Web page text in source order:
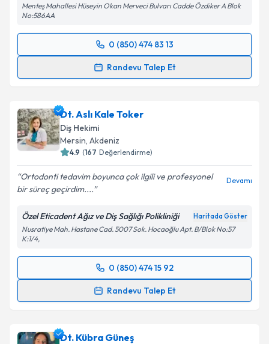
Menteş Mahallesi Hüseyin Okan Merveci Bulvarı Cadde Özdiker A Blok
No:586AA
0 (850) 474 83 13
Randevu Talep Et
Randevu Takvimi Talebi
takvim hazırlandığında e-posta ile bilgilendireceğiz.
E-posta Adresiniz
Kişisel verilerimin işlenmesine ilişkin
kapsamda işlenmesini kabul ediyorum.
Takvim Talebini Gönder
Dt. Aslı Kale Toker
Diş Hekimi
Mersin, Akdeniz
4.9 (167 Değerlendirme)
Ortodonti tedavim boyunca çok ilgili ve profesyonel
bir süreç geçirdim....
Devamı
Özel Eticadent Ağız ve Diş Sağlığı Polikliniği Haritada Göster
Nusratiye Mah. Hastane Cad. 5007 Sok. Hocaoğlu Apt. B/Blok No:57
K:1/4,
0 (850) 474 15 92
Randevu Talep Et
Randevu Takvimi Talebi
takvim hazırlandığında e-posta ile bilgilendireceğiz.
Dt. Kübra Güneş